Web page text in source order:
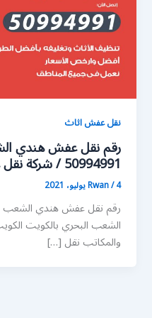
نقل عفش اثاث
رقم نقل عفش هندي
50994991 / شركة نقل عفش أثاث 24 ساعة
Rwan/4 يوليو، 2021
رقم نقل عفش هندي الشعب
الشعب البحري بالكويت
والمكاتب نقل […]